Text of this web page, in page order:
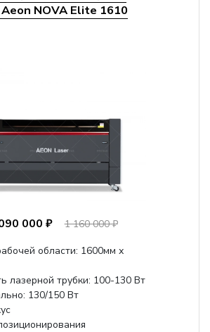
Aeon NOVA Elite 1610
000 ₽
1 160 000 ₽
области: 1600мм х
лазерной трубки: 100-130 Вт
130/150 Вт